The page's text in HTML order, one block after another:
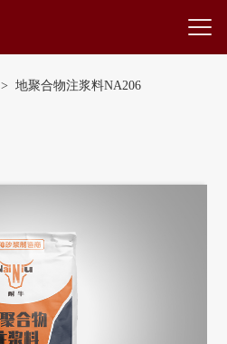
> 地聚合物注浆料NA206